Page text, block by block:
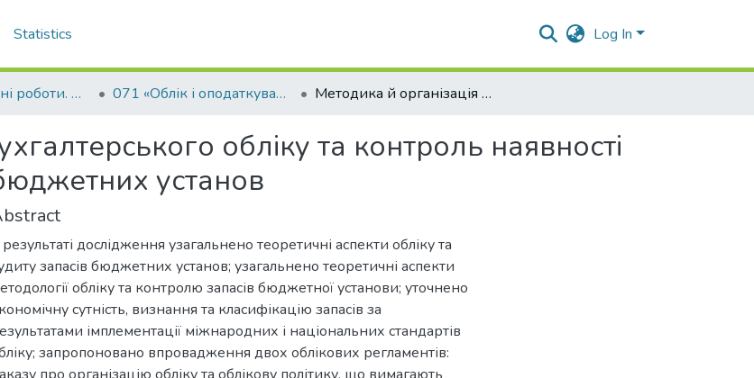
Statistics Log In
Кваліфікаційні роботи. Факультет обліку та фінансів 071 «Облік і оподаткування» Методика й організація бухгалтерського обліку та контроль наявності та використання запасів бюджетних установ
обліку та контроль наявності
установ
дослідження узагальнено теоретичні аспекти обліку та
запасів бюджетних установ; узагальнено теоретичні аспекти
обліку та контролю запасів бюджетної установи; уточнено
сутність, визнання та класифікацію запасів за
імплементації міжнародних і національних стандартів
запропоновано впровадження двох облікових регламентів: